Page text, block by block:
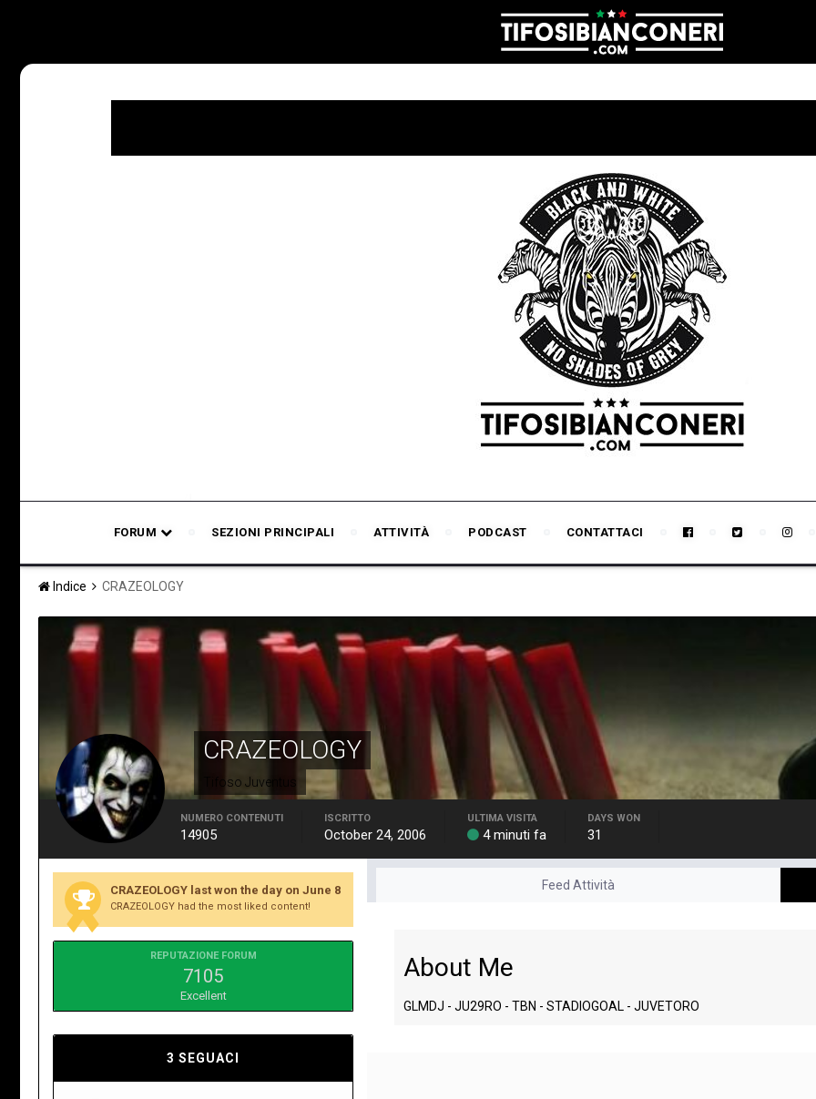
FORUM SEZIONI PRINCIPALI ATTIVITÀ PODCAST CONTATTACI
Indice CRAZEOLOGY
CRAZEOLOGY
Tifoso Juventus
NUMERO CONTENUTI
14905
ISCRITTO
October 24, 2006
ULTIMA VISITA
4 minuti fa
DAYS WON
31
CRAZEOLOGY last won the day on June 8
CRAZEOLOGY had the most liked content!
REPUTAZIONE FORUM
7105
Excellent
3 SEGUACI
Feed Attività
About Me
GLMDJ - JU29RO - TBN - STADIOGOAL - JUVETORO